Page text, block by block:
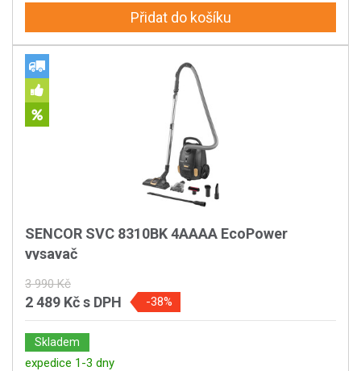
Přidat do košíku
SENCOR SVC 8310BK 4AAAA EcoPower
vysavač
3 990 Kč
2 489 Kčs DPH -38%
Skladem
expedice 1-3 dny